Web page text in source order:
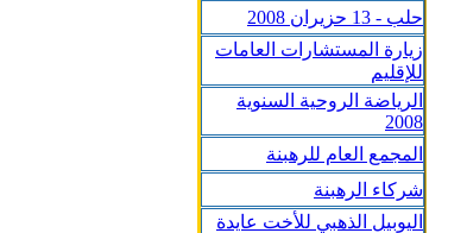
حلب - 13 حزيران 2008
زيارة المستشارات العامات
للإقليم
الرياضة الروحية السنوية
2008
المجمع العام للرهبنة
شركاء الرهبنة
اليوبيل الذهبي للأخت عايدة